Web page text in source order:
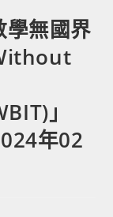
學無國界
」
年02